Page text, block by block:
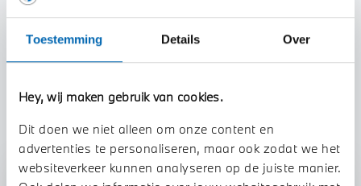
Toestemming Details Over
Hey, wij maken gebruik van cookies.
Dit doen we niet alleen om onze content en
advertenties te personaliseren, maar ook zodat we het
websiteverkeer kunnen analyseren op de juiste manier.